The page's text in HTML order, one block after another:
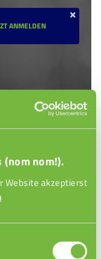
(nom nom!).
Website akzeptierst
ANMELDEN
×
der Technik der